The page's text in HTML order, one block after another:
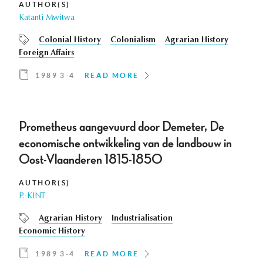
AUTHOR(S)
Katanti Mwitwa
Colonial History Colonialism
Agrarian History
Foreign Affairs
1989 3-4 READ MORE
Prometheus aangevuurd door Demeter, De
economische ontwikkeling van de landbouw in
Oost-Vlaanderen 1815-1850
AUTHOR(S)
P. KINT
Agrarian History
Industrialisation
Economic History
1989 3-4 READ MORE